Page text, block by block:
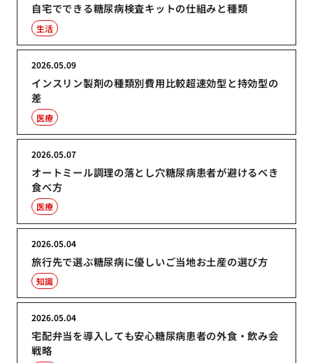
自宅でできる糖尿病検査キットの仕組みと種類
生活
インスリン製剤の種類別費用比較超速効型と持効型の
差
2026.05.09
医療
オートミール調理の落とし穴糖尿病患者が避けるべき
食べ方
2026.05.07
医療
旅行先で選ぶ糖尿病に優しいご当地お土産の選び方
2026.05.04
知識
宅配弁当を導入しても安心糖尿病患者の外食・飲み会
戦略
2026.05.04